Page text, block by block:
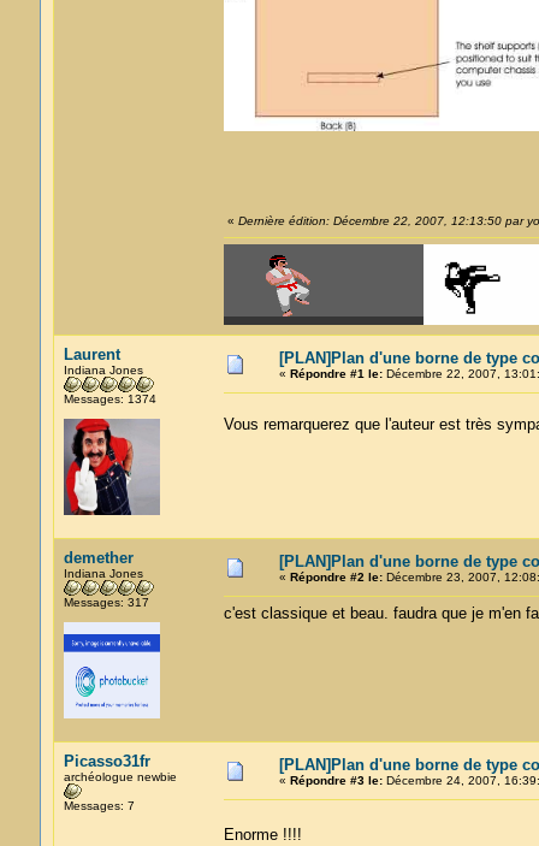
« Dernière édition: Décembre 22, 2007, 12:13:50 par
Laurent
Indiana Jones
Messages: 1374
[PLAN]Plan d'une borne de type
« Répondre #1 le:Décembre 22, 2007,
Vous remarquerez que l'auteur est très
demether
Indiana Jones
Messages: 317
[PLAN]Plan d'une borne de type
« Répondre #2 le:Décembre 23, 2007,
c'est classique et beau. faudra que je m'en
Picasso31fr
archéologue newbie
Messages: 7
[PLAN]Plan d'une borne de type
« Répondre #3 le:Décembre 24, 2007,
Enorme !!!!